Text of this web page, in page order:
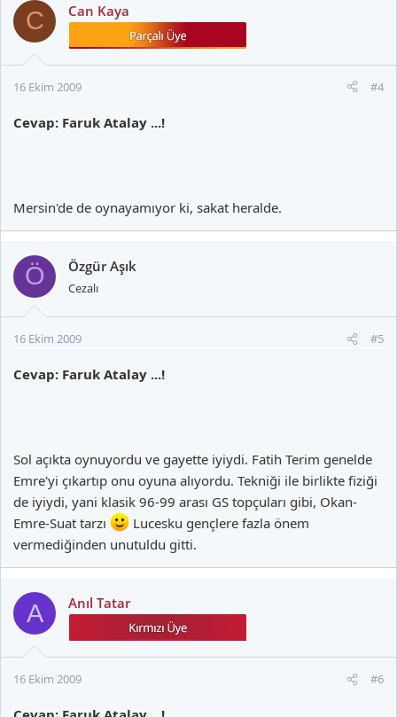
C Can Kaya
16 Ekim 2009 #4
Cevap: Faruk Atalay ...!
Mersin'de de oynayamıyor ki, sakat heralde.
Ö Özgür Aşık
Cezalı
16 Ekim 2009 #5
Cevap: Faruk Atalay ...!
Sol açıkta oynuyordu ve gayette iyiydi. Fatih Terim genelde
Emre'yi çıkartıp onu oyuna alıyordu. Tekniği ile birlikte fiziği
de iyiydi, yani klasik 96-99 arası GS topçuları gibi, Okan-
Emre-Suat tarzı
Lucesku gençlere fazla önem
vermediğinden unutuldu gitti.
A Anıl Tatar
16 Ekim 2009 #6